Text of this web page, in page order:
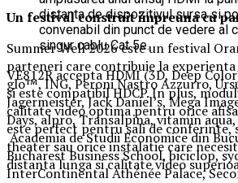
distanta de dispozitivul sursa si
convenabil din punct de vedere al
singur cablu Cat 5e.
VE812R accepta HDMI (3D, Deep
si este compatibil HDCP. In plus,
calitate video optima pentru orice
este perfect pentru sali de conferinte,
theater sau orice instalatie care
distanta lunga si calitate video
Un festival construitimpreuna cu
Summer Well 2026 este un festival
parteneri care contribuie la
glo™, ING, Peroni Nastro Azzurro,
Jagermeister, Jack Daniel’s, Mega
Days, alpro, Transalpina, vitamin aqua,
Academia de Studii Economice din
Bucharest Business School, biciclop,
InterContinental Athénée Palace,